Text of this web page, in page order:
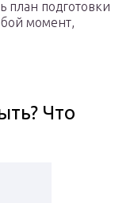
план подготовки
момент,
Что